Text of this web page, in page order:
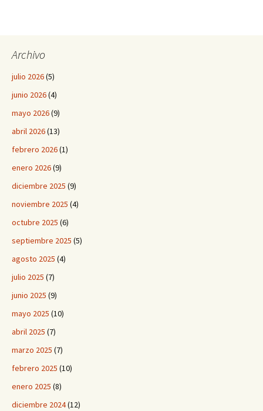
Archivo
julio 2026(5)
junio 2026(4)
mayo 2026(9)
abril 2026(13)
febrero 2026(1)
enero 2026(9)
diciembre 2025 (9)
noviembre 2025 (4)
octubre 2025 (6)
septiembre 2025 (5)
agosto 2025 (4)
julio 2025 (7)
junio 2025 (9)
mayo 2025 (10)
abril 2025 (7)
marzo 2025 (7)
febrero 2025 (10)
enero 2025 (8)
diciembre 2024(12)